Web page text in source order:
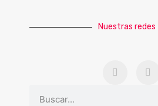
Nuestras redes